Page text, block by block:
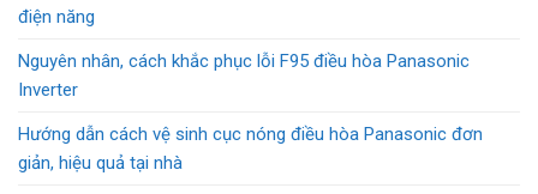
điện năng
Nguyên nhân, cách khắc phục lỗi F95 điều hòa Panasonic
Inverter
Hướng dẫn cách vệ sinh cục nóng điều hòa Panasonic đơn
giản, hiệu quả tại nhà